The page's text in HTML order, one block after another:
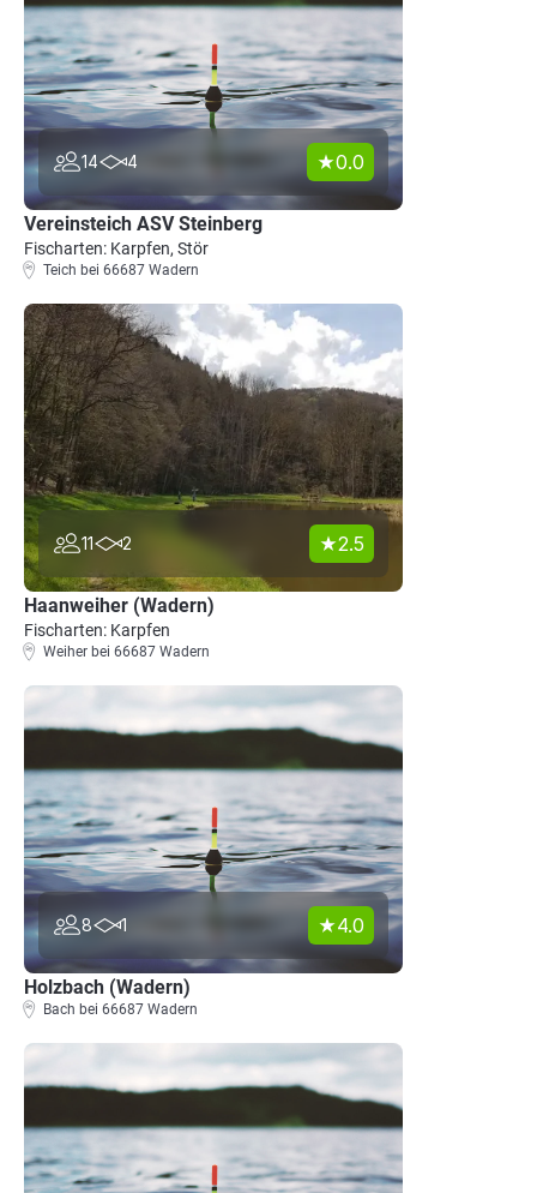
14 4 0.0
Vereinsteich ASV Steinberg
Fischarten: Karpfen, Stör
Teich bei 66687 Wadern
11 2 2.5
Haanweiher (Wadern)
Fischarten: Karpfen
Weiher bei 66687 Wadern
8 1 4.0
Holzbach (Wadern)
Bach bei 66687 Wadern